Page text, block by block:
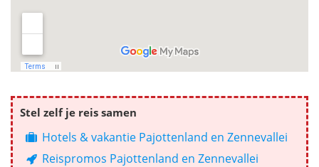
Stel zelf je reis samen
Hotels & vakantie Pajottenland en Zennevallei
Reispromos Pajottenland en Zennevallei